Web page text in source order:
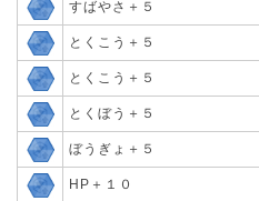
すばやさ＋５
とくこう＋５
とくこう＋５
とくぼう＋５
ぼうぎょ＋５
HP＋１０